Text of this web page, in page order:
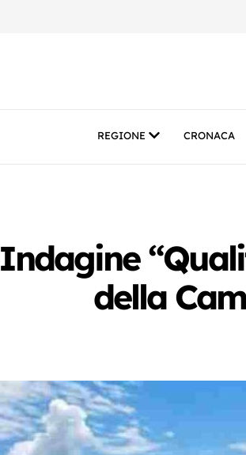
REGIONE CRONACA
Indagine
della